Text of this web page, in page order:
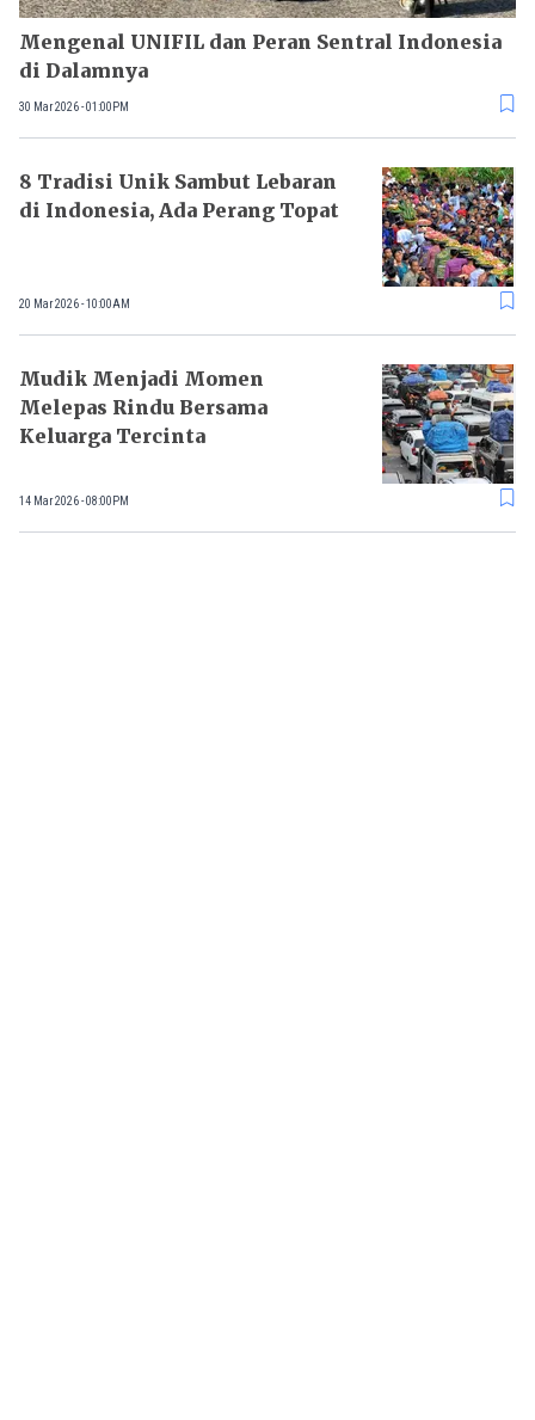
Mengenal UNIFIL dan Peran Sentral Indonesia
di Dalamnya
30 Mar 2026 - 01:00PM
8 Tradisi Unik Sambut Lebaran
di Indonesia, Ada Perang Topat
20 Mar 2026 - 10:00AM
Mudik Menjadi Momen
Melepas Rindu Bersama
Keluarga Tercinta
14 Mar 2026 - 08:00PM